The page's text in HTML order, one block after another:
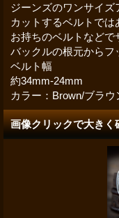
ジーンズのワンサイズ
カットするベルトでは
お持ちのベルトなどで
バックルの根元からフ
ベルト幅
約34mm-24mm
カラー：Brown/ブラウ
画像クリックで大き